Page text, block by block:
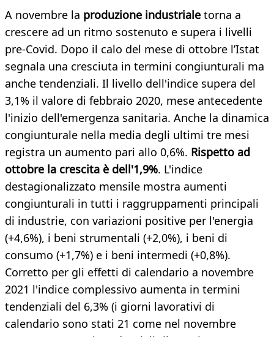
A novembre la produzione industriale torna a
crescere ad un ritmo sostenuto e supera i livelli
pre-Covid. Dopo il calo del mese di ottobre l’Istat
segnala una cresciuta in termini congiunturali ma
anche tendenziali. Il livello dell'indice supera del
3,1% il valore di febbraio 2020, mese antecedente
l'inizio dell'emergenza sanitaria. Anche la dinamica
congiunturale nella media degli ultimi tre mesi
registra un aumento pari allo 0,6%. Rispetto ad
ottobre la crescita è dell'1,9%. L'indice
destagionalizzato mensile mostra aumenti
congiunturali in tutti i raggruppamenti principali
di industrie, con variazioni positive per l'energia
(+4,6%), i beni strumentali (+2,0%), i beni di
consumo (+1,7%) e i beni intermedi (+0,8%).
Corretto per gli effetti di calendario a novembre
2021 l'indice complessivo aumenta in termini
tendenziali del 6,3% (i giorni lavorativi di
calendario sono stati 21 come nel novembre